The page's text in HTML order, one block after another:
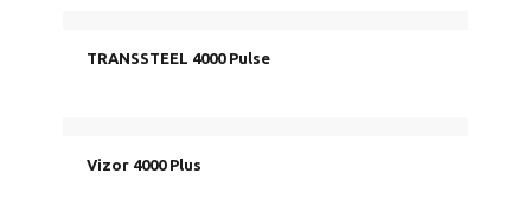
TRANSSTEEL 4000 Pulse
Vizor 4000 Plus